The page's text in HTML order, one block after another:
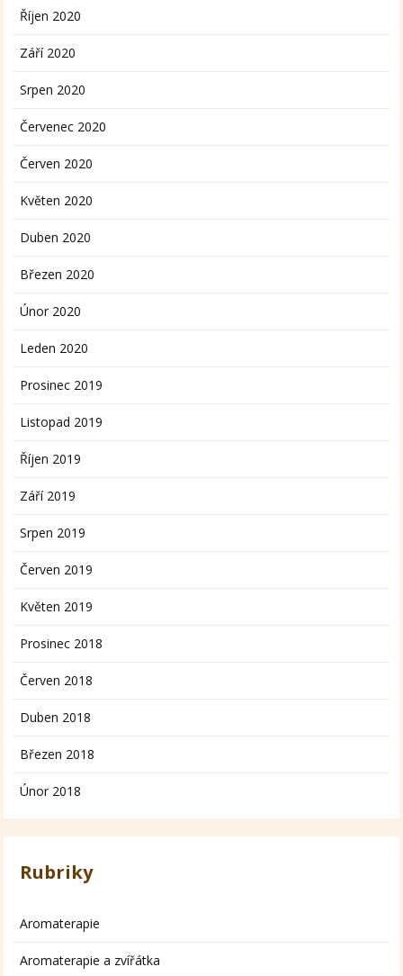
Říjen 2020
Září 2020
Srpen 2020
Červenec 2020
Červen 2020
Květen 2020
Duben 2020
Březen 2020
Únor 2020
Leden 2020
Prosinec 2019
Listopad 2019
Říjen 2019
Září 2019
Srpen 2019
Červen 2019
Květen 2019
Prosinec 2018
Červen 2018
Duben 2018
Březen 2018
Únor 2018
Rubriky
Aromaterapie
Aromaterapie a zvířátka